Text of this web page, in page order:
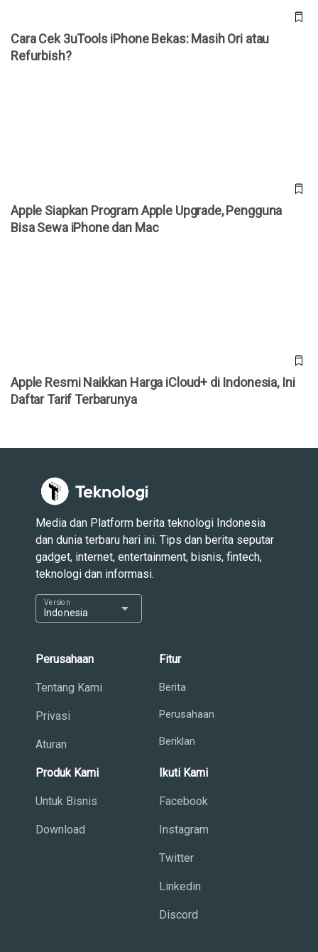
Cara Cek 3uTools iPhone Bekas: Masih Ori atau
Refurbish?
Apple Siapkan Program Apple Upgrade, Pengguna
Bisa Sewa iPhone dan Mac
Apple Resmi Naikkan Harga iCloud+ di Indonesia, Ini
Daftar Tarif Terbarunya
Media dan Platform berita teknologi Indonesia
dan dunia terbaru hari ini. Tips dan berita seputar
gadget, internet, entertainment, bisnis, fintech,
teknologi dan informasi.
Indonesia
Version arrow_drop_down
Perusahaan
Tentang Kami
Privasi
Aturan
Fitur
Berita
Perusahaan
Beriklan
Produk Kami
Untuk Bisnis
Download
Ikuti Kami
Facebook
Instagram
Twitter
Linkedin
Discord